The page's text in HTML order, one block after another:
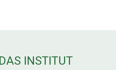
INSTITUT